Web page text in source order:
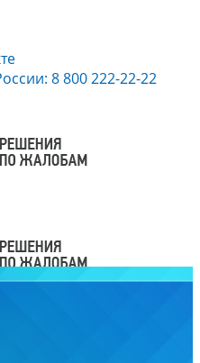
8 800 222-22-22